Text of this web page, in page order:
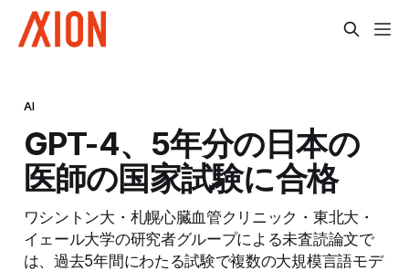
AI
GPT-4、5年分の日本の
医師の国家試験に合格
ワシントン大・札幌心臓血管クリニック・東北大・
イェール大学の研究者グループによる未査読論文で
は、過去5年間にわたる試験で複数の大規模言語モデ